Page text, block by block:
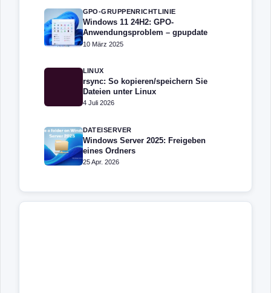
GPO-GRUPPENRICHTLINIE
Windows 11 24H2: GPO-
Anwendungsproblem – gpupdate
10 März 2025
LINUX
rsync: So kopieren/speichern Sie
Dateien unter Linux
4 Juli 2026
DATEISERVER
Windows Server 2025: Freigeben
eines Ordners
25 Apr. 2026